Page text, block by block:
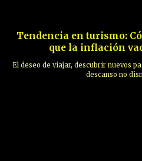
Tendencia en turismo:
que la inflación
El deseo de viajar, descubrir nuevos
descanso no